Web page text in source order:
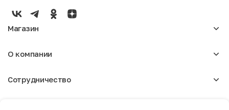
Мужской
Женский
Магазин
Мужское
О компании
Отзывы
Сотрудничество